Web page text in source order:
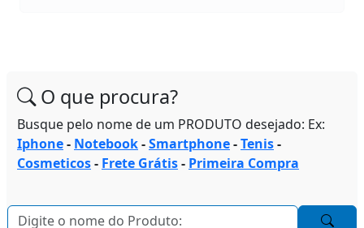
O que procura?
Busque pelo nome de um PRODUTO desejado: Ex:
Iphone- Notebook-Smartphone-Tenis-
Cosmeticos- Frete Grátis- Primeira Compra